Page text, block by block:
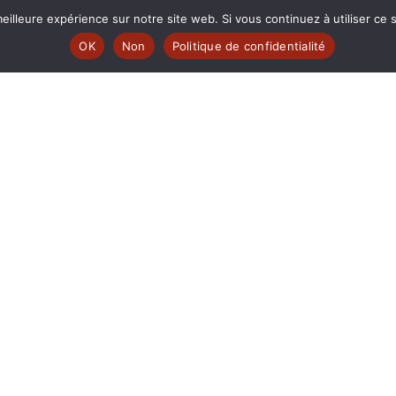
MUTINE est membre:
| www.ferarock.org |
www.corlab.org|
expérience sur notre site web. Si vous continuez à utiliser
OK
Non Politique de confidentialité